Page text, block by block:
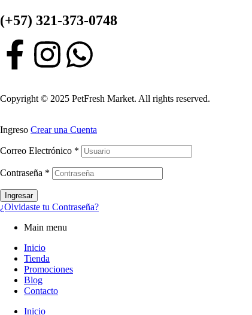
(+57) 321-373-0748
Copyright © 2025 PetFresh Market. All rights reserved.
Ingreso Crear una Cuenta
Correo Electrónico *
Contraseña *
Ingresar
¿Olvidaste tu Contraseña?
Main menu
Inicio
Tienda
Promociones
Blog
Contacto
Inicio